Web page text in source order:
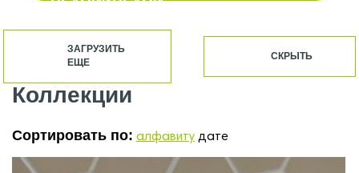
АКСЕССУАРЫ DEVON&DEVON
БАЧКИ ДЛЯ УНИТАЗОВ
DEVON&DEVON
БИДЕ DEVON&DEVON
ЗАГРУЗИТЬ
ЕЩЕ
СКРЫТЬ
Коллекции
Сортировать по: алфавиту дате